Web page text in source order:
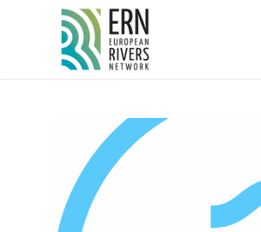
Panneau de gestion des cookies